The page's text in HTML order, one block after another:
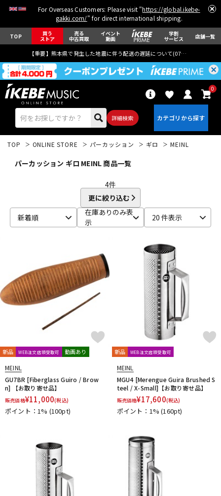
For Overseas Customers: Please visit "https://global.ikebe-
gakki.com/" for direct international shipping.
TOP 買う
ストア
売る
中古買取
イベント
動画
学割
サービス 店舗一覧
【重要】熊本県で発生した地震に伴う配送の遅延について(07月29日
詳細検索
0
ドラム パーカッション
電子ピアノ
その他楽器
アンプ エフェクター
DJ機器 DTM
DTM オンライン納品 レコーディング機器
配信/ライブ機器 楽器アクセサリ
TOP ONLINE STORE パーカッション ギロ MEINL
パーカッション ギロ MEINL 商品一覧
4件
更に絞り込む
新着順
在庫ありのみ表
示
20 件表示
新品 WEB注文店頭受取可 動画あり
MEINL
GU7BR [Fiberglass Guiro / Brow
n] 【お取り寄せ品】
販売価格¥11,000(税込)
ポイント：1% (100pt)
新品 WEB注文店頭受取可
MEINL
MGU4 [Merengue Guira Brushed S
teel / X-Small]【お取り寄せ品】
販売価格¥17,600(税込)
ポイント：1%(160pt)